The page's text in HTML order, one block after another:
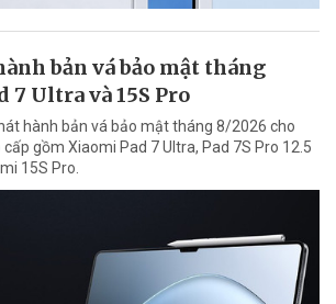
bản vá bảo mật tháng
7 Ultra và 15S Pro
hành bản vá bảo mật tháng 8/2026 cho
gồm Xiaomi Pad 7 Ultra, Pad 7S Pro 12.5
15S Pro.